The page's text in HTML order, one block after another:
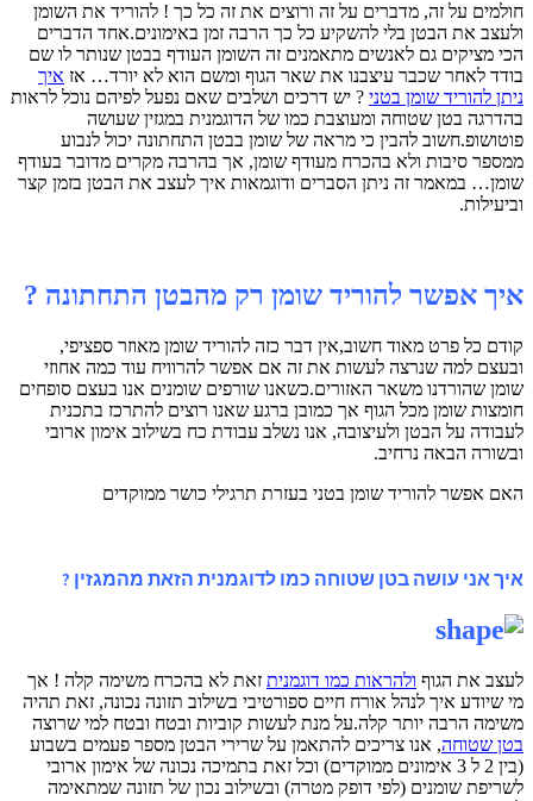
חולמים על זה, מדברים על זה ורוצים את זה כל כך ! להוריד את השומן
ולעצב את הבטן בלי להשקיע כל כך הרבה זמן באימונים.אחד הדברים
הכי מציקים גם לאנשים מתאמנים זה השומן העודף בבטן שנותר לו שם
בודד לאחר שכבר עיצבנו את שאר הגוף ומשם הוא לא יורד… אז איך
ניתן להוריד שומן בטני ? יש דרכים ושלבים שאם נפעל לפיהם נוכל לראות
בהדרגה בטן שטוחה ומעוצבת כמו של הדוגמנית במגזין שעושה
פוטושופ.חשוב להבין כי מראה של שומן בבטן התחתונה יכול לנבוע
ממספר סיבות ולא בהכרח מעודף שומן, אך בהרבה מקרים מדובר בעודף
שומן… במאמר זה ניתן הסברים ודוגמאות איך לעצב את הבטן בזמן קצר
וביעילות.
איך אפשר להוריד שומן רק מהבטן התחתונה ?
קודם כל פרט מאוד חשוב,אין דבר כזה להוריד שומן מאוזר ספציפי,
ובעצם למה שנרצה לעשות את זה אם אפשר להרוויח עוד כמה אחוזי
שומן שהורדנו משאר האזורים.כשאנו שורפים שומנים אנו בעצם סופחים
חומצות שומן מכל הגוף אך כמובן ברגע שאנו רוצים להתרכז בתכנית
לעבודה על הבטן ולעיצובה, אנו נשלב עבודת כח בשילוב אימון ארובי
ובשורה הבאה נרחיב.
האם אפשר להוריד שומן בטני בעזרת תרגילי כושר ממוקדים
איך אני עושה בטן שטוחה כמו לדוגמנית הזאת מהמגזין ?
לעצב את הגוף ולהראות כמו דוגמנית זאת לא בהכרח משימה קלה ! אך
מי שיודע איך לנהל אורח חיים ספורטיבי בשילוב תזונה נכונה, זאת תהיה
משימה הרבה יותר קלה.על מנת לעשות קוביות ובטח ובטח למי שרוצה
בטן שטוחה, אנו צריכים להתאמן על שרירי הבטן מספר פעמים בשבוע
(בין 2 ל 3 אימונים ממוקדים) וכל זאת בתמיכה נכונה של אימון ארובי
לשריפת שומנים (לפי דופק מטרה) ובשילוב נכון של תזונה שמתאימה